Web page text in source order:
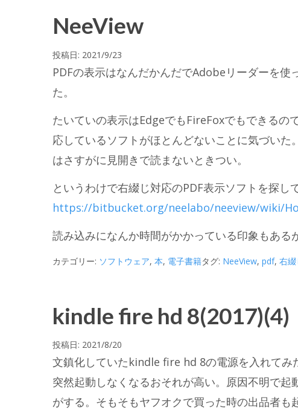
NeeView
投稿日: 2021/9/23
PDFの表示はなんだかんだでAdobeリーダーを
た。
たいていの表示はEdgeでもFireFoxでもできるの
応しているソフトがほとんどないことに気づい
はさすがに見開きで読まないときつい。
というわけで右綴じ対応のPDF表示ソフトを探し
https://bitbucket.org/neelabo/neeview/wiki/
読み込みになんか時間がかかっている印象もある
カテゴリー: ソフトウェア, 本, 電子書籍タグ: NeeView, pdf, 右綴
kindle fire hd 8(2017)(4)
投稿日: 2021/8/20
文鎮化していたkindle fire hd 8の電源を入れてみ
突然起動しなくなるおそれが高い。原因不明で
がする。そもそもヤフオクで買った時の出品者も